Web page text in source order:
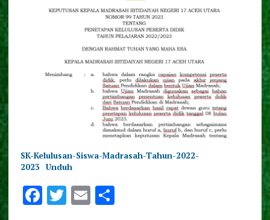
SK-Kelulusan-Siswa-Madrasah-Tahun-2022-
2023
Unduh
F T E S